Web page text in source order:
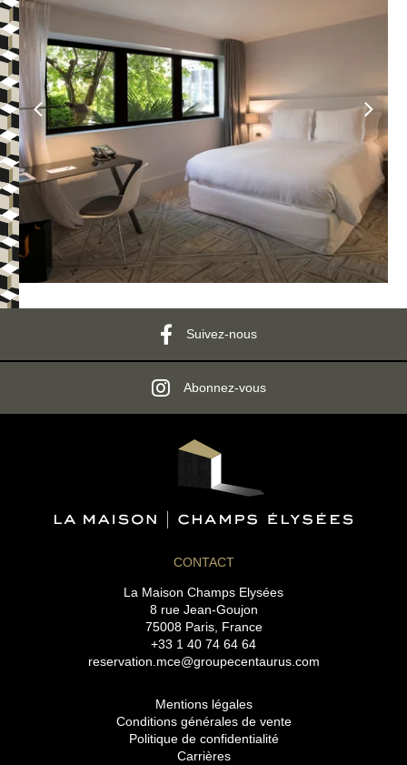
Suivez-nous
Abonnez-vous
CONTACT
La Maison Champs Elysées
8 rue Jean-Goujon
75008 Paris, France
+33 1 40 74 64 64
reservation.mce@groupecentaurus.com
Mentions légales
Conditions générales de vente
Politique de confidentialité
Carrières
HÔTEL
CHAMBRES & SUITES
RESTAURANT & BAR
SÉMINAIRES & ÉVÈNEMENTS
ESPACE BIEN-ÊTRE
SERVICES & CONCIERGERIE
BONS CADEAUX
ENGAGEMENTS
GALERIE PHOTOS
ACCÈS & CONTACT
RÉSERVER
8 rue Jean-Goujon - 75008 Paris - France